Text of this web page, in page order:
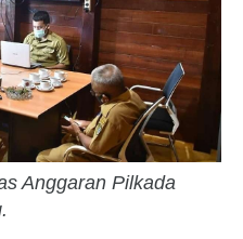
Anggaran Pilkada